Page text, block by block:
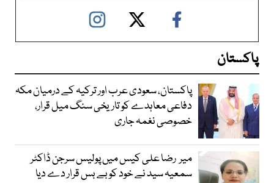
پاکستان
پاکستان، سعودی عرب اور ترکیہ کے درمیان مکہ
دفاعی معاہدے کو تاریخی سنگ میل قرار،
خصوصی نغمہ جاری
میر رضا علی کیس میں پولیس سرجن ڈاکٹر
سمعیہ سید نے خود کو بے بس قرار دے دیا